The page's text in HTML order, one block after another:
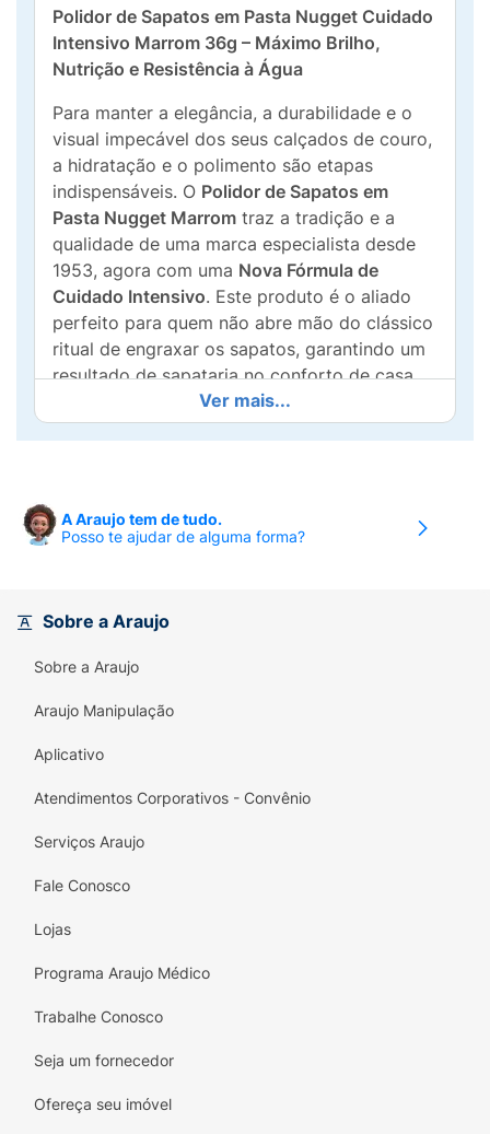
Polidor de Sapatos em Pasta Nugget Cuidado
Intensivo Marrom 36g – Máximo Brilho,
Nutrição e Resistência à Água
Para manter a elegância, a durabilidade e o
visual impecável dos seus calçados de couro,
a hidratação e o polimento são etapas
indispensáveis. O Polidor de Sapatos em
Pasta Nugget Marrom traz a tradição e a
qualidade de uma marca especialista desde
1953, agora com uma Nova Fórmula de
Cuidado Intensivo. Este produto é o aliado
perfeito para quem não abre mão do clássico
ritual de engraxar os sapatos, garantindo um
resultado de sapataria no conforto de casa.
Mais do que apenas colorir, a cera Nugget
atua naNutrição Profundado couro. Ela
ressecamento, vincos e rachaduras que
envelhecem o sapato. Além de revitalizar o
Resistência à Água
calçados contra respingos e danos causados
pela umidade do dia a dia. A tradicional lata
de 36g oferece um excelente rendimento
efeito espelhado clássico e impecável após
mantendo-o flexível e evitando o desgaste
e rachaduras precoces.
Revitalização da Cor:
desbotado ou arranhado.
Proteção Extra:
Ver mais...
A Araujo tem de tudo.
Posso te ajudar de alguma forma?
Sobre a Araujo
Sobre a Araujo
Araujo Manipulação
Aplicativo
Atendimentos Corporativos - Convênio
Serviços Araujo
Fale Conosco
Lojas
Programa Araujo Médico
Trabalhe Conosco
Seja um fornecedor
Ofereça seu imóvel